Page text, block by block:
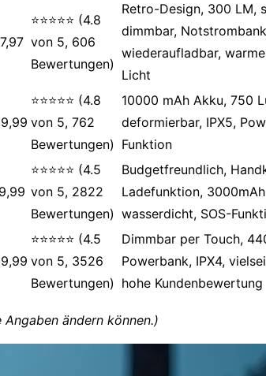
⭐⭐⭐⭐⭐ (4.8
von 5, 606
Bewertungen)
Retro-Design, 300 LM,
dimmbar,
wiederaufladbar,
Licht
⭐⭐⭐⭐⭐ (4.8
von 5, 762
Bewertungen)
10000 mAh Akku, 750
deformierbar, IPX5,
Funktion
⭐⭐⭐⭐⭐ (4.5
von 5, 2822
Bewertungen)
Budgetfreundlich,
Ladefunktion,
wasserdicht, SOS-
⭐⭐⭐⭐⭐ (4.5
von 5, 3526
Bewertungen)
Dimmbar per Touch,
Powerbank, IPX4,
hohe Kundenbewertung
ändern können.)